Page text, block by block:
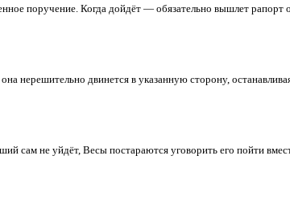
поручение. Когда дойдёт — обязательно вышлет рапорт
нерешительно двинется в указанную сторону,
сам не уйдёт, Весы постараются уговорить его пойти